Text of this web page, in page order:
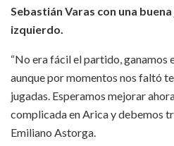
Sebastián Varas con una
izquierdo.
“No era fácil el partido, ganamos
aunque por momentos nos faltó
jugadas. Esperamos mejorar
complicada en Arica y debemos
Emiliano Astorga.